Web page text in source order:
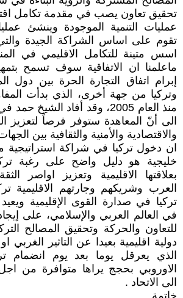
تحقيق تعاون يصب في مقدمة تكامل
عمليات التنمية الموجودة وينشئ
تقوم على اساس الشراكة الجيدة
اسس متينة للتكامل الاقليمي في
ماعلمنا ان الاتفاقية سوف تسمح
إبرام اتفاق التجارة الحرة بين
وتركيا من جهة أخرى، الذي بدأت
منذ العام 2005، وقد أفاد الشيخ
الى أنّ المعاهدة ستوفر فرصاً لتعزيز
والاقتصادية والأمنية والثقافية بين
ان دخول تركيا في شراكة استراتيجية
خليجية هو دليل واضح على رغبة
بعلاقتها الاقليمية وتعزيز اواصر
العرب وشريكهم وجارتهم الاقليمية
تركيا في صدارة القوى الإقليمية ويعيد
في العالم العربي والإسلامي، على
للتعاون والحركة وتحقيق المصالح
دولية اقليمية بعيدا عن التاثير الغربي
الذي يعرقل يوما بعد يوم انضمام
الاوروبي بحجج يراها متوافرة من اجل
الى الاتحاد .